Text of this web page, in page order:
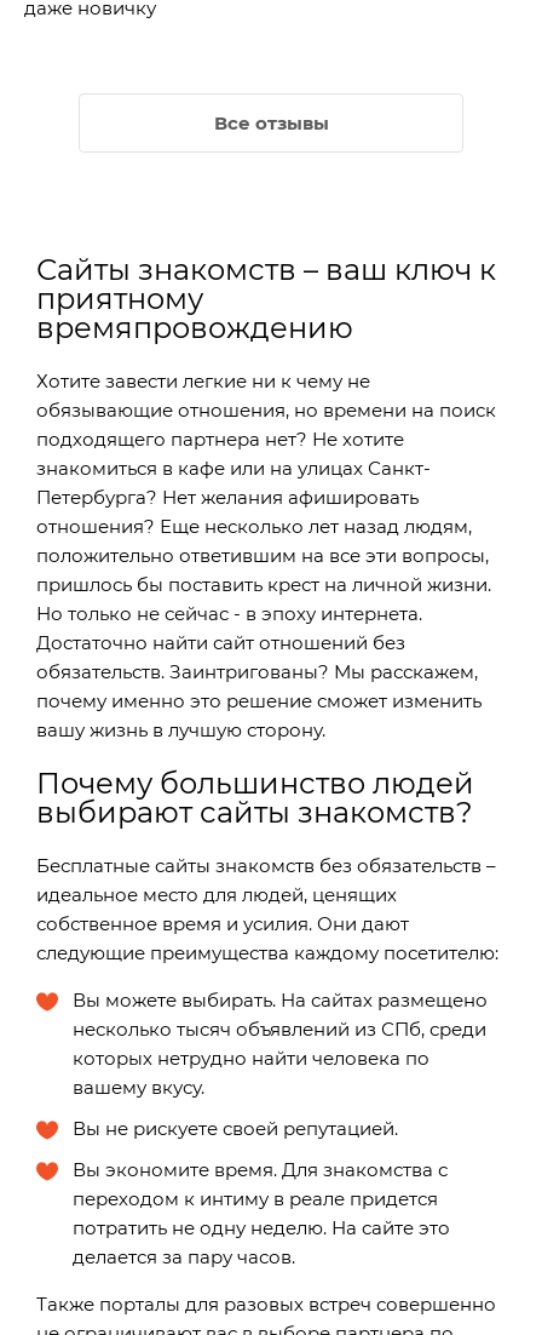
даже новичку
Все отзывы
Сайты знакомств – ваш ключ к
приятному
времяпровождению
Хотите завести легкие ни к чему не
обязывающие отношения, но времени на поиск
подходящего партнера нет? Не хотите
знакомиться в кафе или на улицах Санкт-
Петербурга? Нет желания афишировать
отношения? Еще несколько лет назад людям,
положительно ответившим на все эти вопросы,
пришлось бы поставить крест на личной жизни.
Но только не сейчас - в эпоху интернета.
Достаточно найти сайт отношений без
обязательств. Заинтригованы? Мы расскажем,
почему именно это решение сможет изменить
вашу жизнь в лучшую сторону.
Почему большинство людей
выбирают сайты знакомств?
Бесплатные сайты знакомств без обязательств –
идеальное место для людей, ценящих
собственное время и усилия. Они дают
следующие преимущества каждому посетителю:
Вы можете выбирать. На сайтах размещено
несколько тысяч объявлений из СПб, среди
которых нетрудно найти человека по
вашему вкусу.
Вы не рискуете своей репутацией.
Вы экономите время. Для знакомства с
переходом к интиму в реале придется
потратить не одну неделю. На сайте это
делается за пару часов.
Также порталы для разовых встреч совершенно